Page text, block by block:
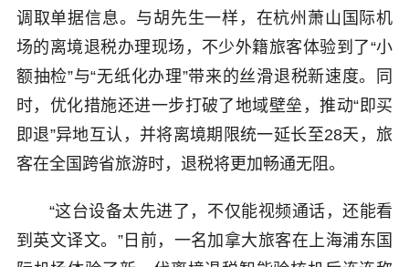
调取单据信息。与胡先生一样，在杭州萧山国际机
场的离境退税办理现场，不少外籍旅客体验到了“小
额抽检”与“无纸化办理”带来的丝滑退税新速度。同
时，优化措施还进一步打破了地域壁垒，推动“即买
即退”异地互认，并将离境期限统一延长至28天，旅
客在全国跨省旅游时，退税将更加畅通无阻。
“这台设备太先进了，不仅能视频通话，还能看
到英文译文。”日前，一名加拿大旅客在上海浦东国